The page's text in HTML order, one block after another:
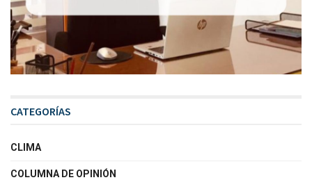
CATEGORÍAS
CLIMA
COLUMNA DE OPINIÓN